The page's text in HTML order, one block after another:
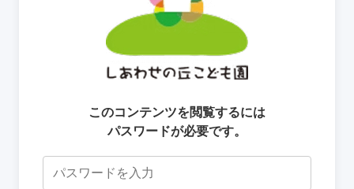
このコンテンツを閲覧するには
パスワードが必要です。